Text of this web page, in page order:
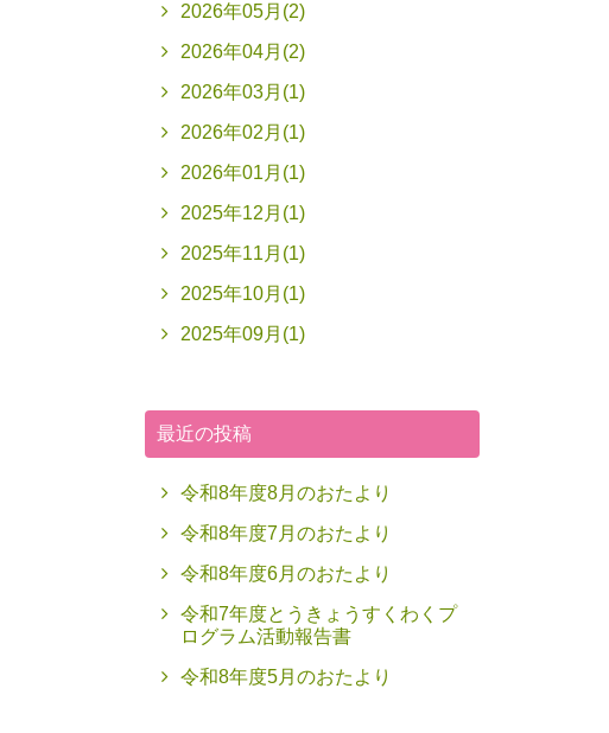
2026年05月(2)
2026年04月(2)
2026年03月(1)
2026年02月(1)
2026年01月(1)
2025年12月(1)
2025年11月(1)
2025年10月(1)
2025年09月(1)
最近の投稿
令和8年度8月のおたより
令和8年度7月のおたより
令和8年度6月のおたより
令和7年度とうきょうすくわくプ
ログラム活動報告書
令和8年度5月のおたより